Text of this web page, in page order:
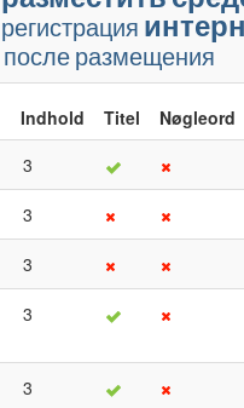
регистрация
послеразмещения
Indhold Titel
Nøgleord
3
3
3
3
3